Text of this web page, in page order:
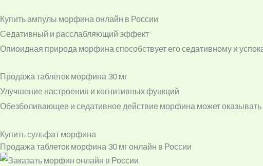
Купить ампулы морфина онлайн в России
Седативный и расслабляющий эффект
Опиоидная природа морфина способствует его седативному и
Продажа таблеток морфина 30 мг
Улучшение настроения и когнитивных функций
Обезболивающее и седативное действие морфина может оказывать
Купить сульфат морфина
Продажа таблеток морфина 30 мг онлайн в России